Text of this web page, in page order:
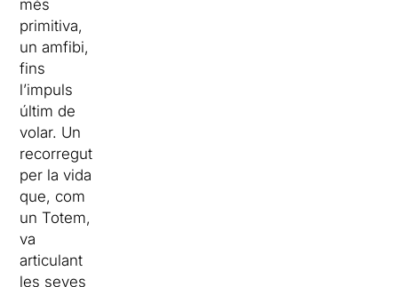
més
primitiva,
un amfibi,
fins
l’impuls
últim de
volar. Un
recorregut
per la vida
que, com
un Totem,
va
articulant
les seves